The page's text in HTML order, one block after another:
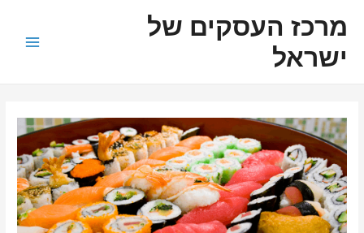
לתוכןמרכז העסקים של
ישראל